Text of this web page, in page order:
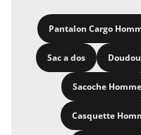
Pantalon Cargo
Sac a dos
Sacoche Homme
Casquette